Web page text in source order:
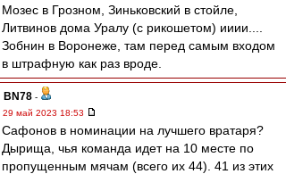
Мозес в Грозном, Зиньковский в стойле,
Литвинов дома Уралу (с рикошетом) ииии....
Зобнин в Воронеже, там перед самым входом
в штрафную как раз вроде.
BN78 -
29 май 2023 18:53
Сафонов в номинации на лучшего вратаря?
Дырища, чья команда идет на 10 месте по
пропущенным мячам (всего их 44). 41 из этих